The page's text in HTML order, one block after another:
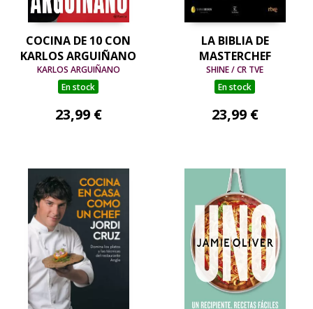
COCINA DE 10 CON
KARLOS ARGUIÑANO
KARLOS ARGUIÑANO
En stock
23,99 €
LA BIBLIA DE
MASTERCHEF
SHINE / CR TVE
En stock
23,99 €